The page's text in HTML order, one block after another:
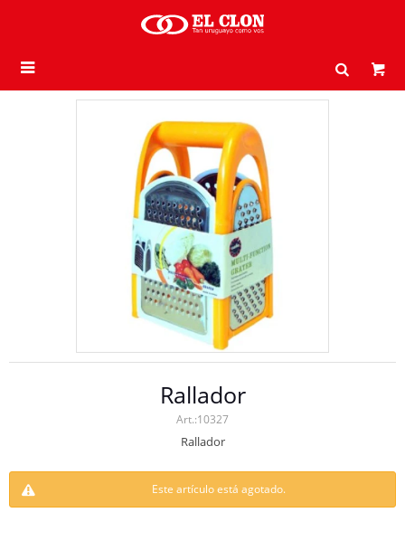

Rallador
10327
Rallador
Este artículo está agotado.